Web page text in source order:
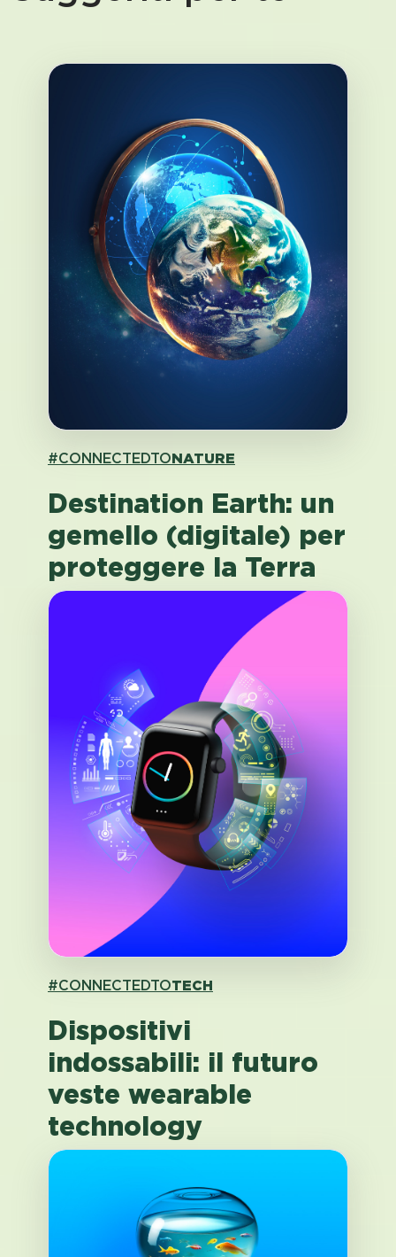
#CONNECTEDTONATURE
Destination Earth: un
gemello (digitale) per
proteggere la Terra
#CONNECTEDTOTECH
Dispositivi
indossabili: il futuro
veste wearable
technology